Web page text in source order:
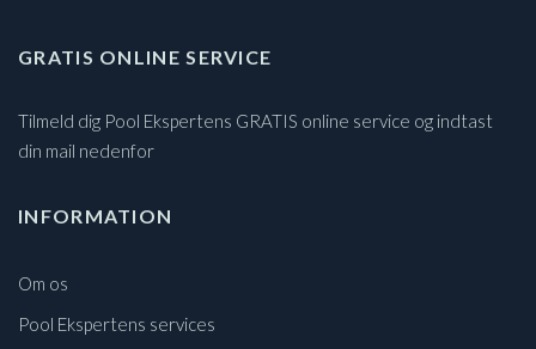
GRATIS ONLINE SERVICE
Tilmeld dig Pool Ekspertens GRATIS online service og indtast
din mail nedenfor
INFORMATION
Om os
Pool Ekspertens services